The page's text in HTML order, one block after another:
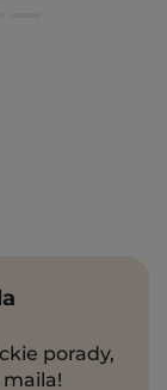
porady,